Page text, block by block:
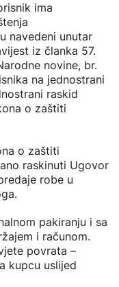
ima
navedeni unutar
iz članka 57.
novine, br.
na jednostrani
raskid
o zaštiti
o zaštiti
raskinuti Ugovor
robe u
pakiranju i sa
i računom.
povrata –
kupcu uslijed